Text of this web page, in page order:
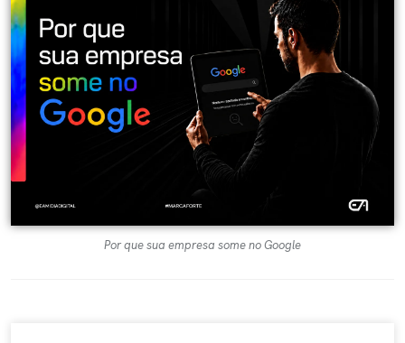
Por que sua empresa some no Google